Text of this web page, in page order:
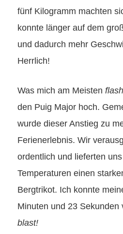
fünf Kilogramm machten
konnte länger auf dem
und dadurch mehr
Herrlich!
Was mich am Meisten
den Puig Major hoch.
wurde dieser Anstieg zu
Ferienerlebnis. Wir
ordentlich und lieferten
Temperaturen einen
Bergtrikot. Ich konnte
Minuten und 23 Sekunden
blast!